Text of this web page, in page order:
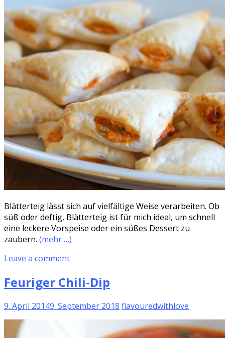
Blätterteig lässt sich auf vielfältige Weise verarbeiten. Ob
süß oder deftig, Blätterteig ist für mich ideal, um schnell
eine leckere Vorspeise oder ein süßes Dessert zu
zaubern. (mehr …)
Leave a comment
Feuriger Chili-Dip
9. April 20149. September 2018 flavouredwithlove